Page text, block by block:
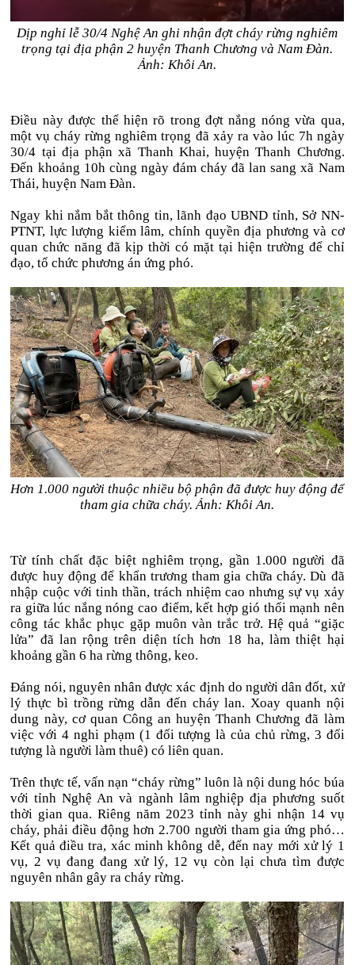
Dịp nghỉ lễ 30/4 Nghệ An ghi nhận đợt cháy rừng nghiêm
trọng tại địa phận 2 huyện Thanh Chương và Nam Đàn.
Ảnh: Khôi An.
Điều này được thể hiện rõ trong đợt nắng nóng vừa qua,
một vụ cháy rừng nghiêm trọng đã xảy ra vào lúc 7h ngày
30/4 tại địa phận xã Thanh Khai, huyện Thanh Chương.
Đến khoảng 10h cùng ngày đám cháy đã lan sang xã Nam
Thái, huyện Nam Đàn.
Ngay khi nắm bắt thông tin, lãnh đạo UBND tỉnh, Sở NN-
PTNT, lực lượng kiểm lâm, chính quyền địa phương và cơ
quan chức năng đã kịp thời có mặt tại hiện trường để chỉ
đạo, tổ chức phương án ứng phó.
Hơn 1.000 người thuộc nhiều bộ phận đã được huy động để
tham gia chữa cháy. Ảnh: Khôi An.
Từ tính chất đặc biệt nghiêm trọng, gần 1.000 người đã
được huy động để khẩn trương tham gia chữa cháy. Dù đã
nhập cuộc với tinh thần, trách nhiệm cao nhưng sự vụ xảy
ra giữa lúc nắng nóng cao điểm, kết hợp gió thổi mạnh nên
công tác khắc phục gặp muôn vàn trắc trở. Hệ quả “giặc
lửa” đã lan rộng trên diện tích hơn 18 ha, làm thiệt hại
khoảng gần 6 ha rừng thông, keo.
Đáng nói, nguyên nhân được xác định do người dân đốt, xử
lý thực bì trồng rừng dẫn đến cháy lan. Xoay quanh nội
dung này, cơ quan Công an huyện Thanh Chương đã làm
việc với 4 nghi phạm (1 đối tượng là của chủ rừng, 3 đối
tượng là người làm thuê) có liên quan.
Trên thực tế, vấn nạn “cháy rừng” luôn là nội dung hóc búa
với tỉnh Nghệ An và ngành lâm nghiệp địa phương suốt
thời gian qua. Riêng năm 2023 tỉnh này ghi nhận 14 vụ
cháy, phải điều động hơn 2.700 người tham gia ứng phó…
Kết quả điều tra, xác minh không dễ, đến nay mới xử lý 1
vụ, 2 vụ đang đang xử lý, 12 vụ còn lại chưa tìm được
nguyên nhân gây ra cháy rừng.